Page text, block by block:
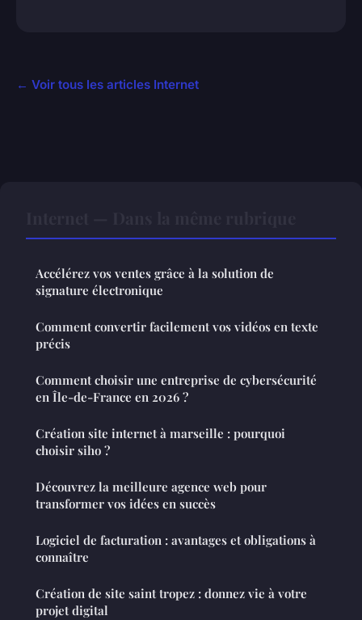
← Voir tous les articles Internet
Accélérez vos ventes grâce à la solution de
signature électronique
Comment convertir facilement vos vidéos en texte
précis
Comment choisir une entreprise de cybersécurité
en Île-de-France en 2026 ?
Création site internet à marseille : pourquoi
choisir siho ?
Découvrez la meilleure agence web pour
transformer vos idées en succès
Logiciel de facturation : avantages et obligations à
connaître
Création de site saint tropez : donnez vie à votre
projet digital